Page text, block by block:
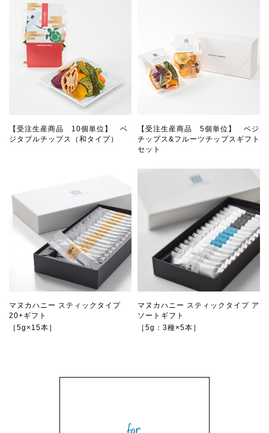
【受注生産商品 10個単位】 ベ
ジタブルチップス（和タイプ）
【受注生産商品 5個単位】 ベジ
チップス&フルーツチップスギフト
セット
マヌカハニー スティックタイプ
20+ギフト
［5g×15本］
マヌカハニー スティックタイプ ア
ソートギフト
［5g：3種×5本］